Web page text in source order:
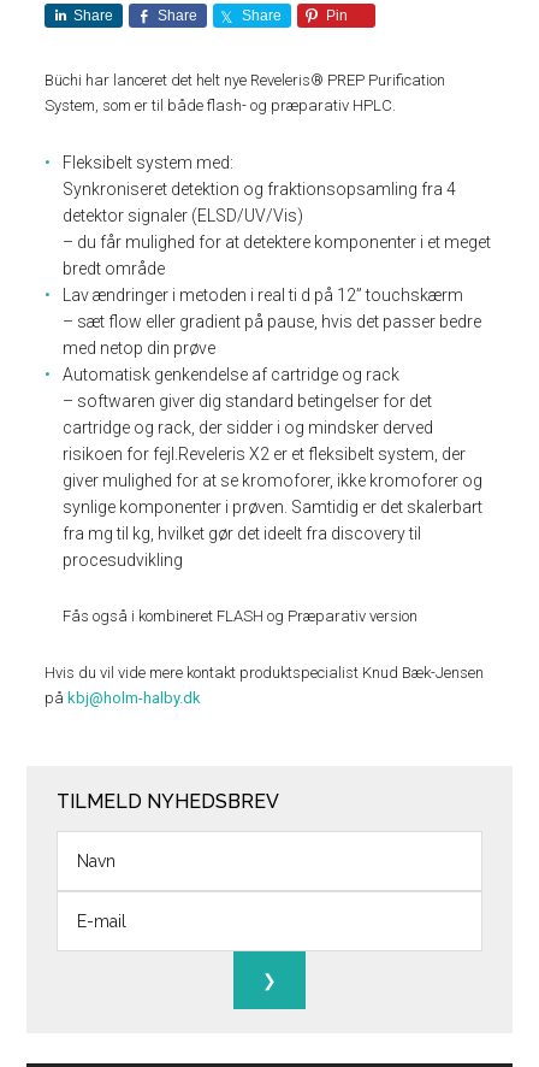
Share Share Share Pin
Büchi har lanceret det helt nye Reveleris® PREP Purification
System, som er til både flash- og præparativ HPLC.
Fleksibelt system med:
Synkroniseret detektion og fraktionsopsamling fra 4
detektor signaler (ELSD/UV/Vis)
– du får mulighed for at detektere komponenter i et meget
bredt område
Lav ændringer i metoden i real ti d på 12” touchskærm
– sæt flow eller gradient på pause, hvis det passer bedre
med netop din prøve
Automatisk genkendelse af cartridge og rack
– softwaren giver dig standard betingelser for det
cartridge og rack, der sidder i og mindsker derved
risikoen for fejl.Reveleris X2 er et fleksibelt system, der
giver mulighed for at se kromoforer, ikke kromoforer og
synlige komponenter i prøven. Samtidig er det skalerbart
fra mg til kg, hvilket gør det ideelt fra discovery til
procesudvikling
Fås også i kombineret FLASH og Præparativ version
Hvis du vil vide mere kontakt produktspecialist Knud Bæk-Jensen
på kbj@holm-halby.dk
TILMELD NYHEDSBREV